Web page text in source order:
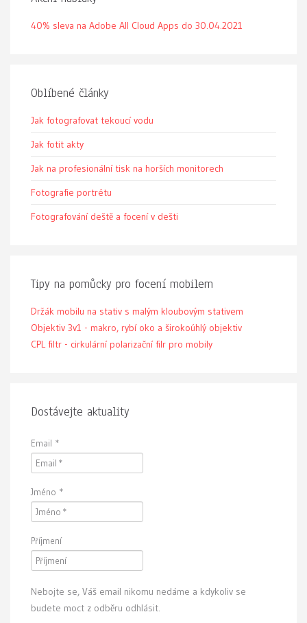
40% sleva na Adobe All Cloud Apps do 30.04.2021
Oblíbené články
Jak fotografovat tekoucí vodu
Jak fotit akty
Jak na profesionální tisk na horších monitorech
Fotografie portrétu
Fotografování deště a focení v dešti
Tipy na pomůcky pro focení mobilem
Držák mobilu na stativ s malým kloubovým stativem
Objektiv 3v1 - makro, rybí oko a širokoúhlý objektiv
CPL filtr - cirkulární polarizační filr pro mobily
Dostávejte aktuality
Email *
Jméno *
Příjmení
Nebojte se, Váš email nikomu nedáme a kdykoliv se
budete moct z odběru odhlásit.